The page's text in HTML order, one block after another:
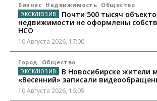
Бизнес Недвижимость Общество
Почти 500 тысяч
недвижимости не оформлены
НСО
10 Августа 2026, 17:00
Город Общество
В Новосибирске жители
«Весенний» записали
10 Августа 2026, 16:05